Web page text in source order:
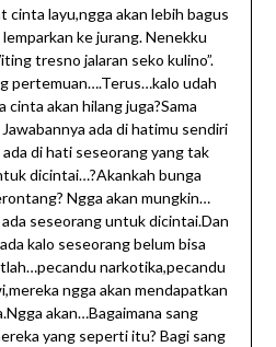
cinta layu,ngga akan lebih bagus
ke jurang. Nenekku
tresno jalaran seko kulino”.
pertemuan….Terus…kalo udah
akan hilang juga?Sama
ada di hatimu sendiri
di hati seseorang yang tak
dicintai…?Akankah bunga
Ngga akan mungkin…
seseorang untuk dicintai.Dan
kalo seseorang belum bisa
narkotika,pecandu
ngga akan mendapatkan
akan…Bagaimana sang
yang seperti itu? Bagi sang